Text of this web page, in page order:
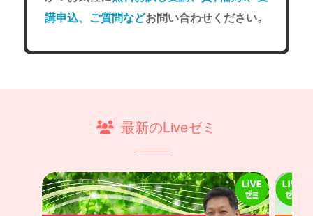
講申込、ご質問などお問い合わせください。
最新のLiveゼミ